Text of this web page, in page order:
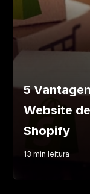
5
Website
Shopify
13 min leitura